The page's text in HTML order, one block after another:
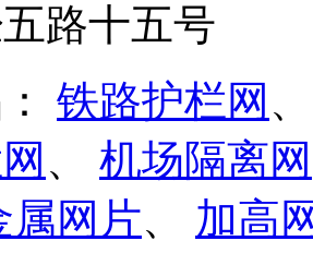
路十五号
铁路护栏网
、 机场隔离网
属网片、 加高